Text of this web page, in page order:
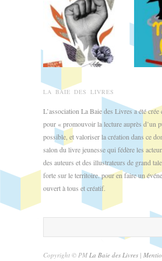
LA BAIE DES LIVRES
L’association La Baie des Livres a été crée
pour « promouvoir la lecture auprès d’un
possible, et valoriser la création dans ce
salon du livre jeunesse qui fédère les
des auteurs et des illustrateurs de grand
forte sur le territoire. pour en faire un
ouvert à tous et créatif.
Copyright © PM La Baie des Livres |